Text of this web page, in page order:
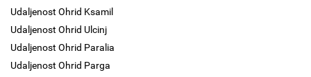
Udaljenost Ohrid Ksamil
Udaljenost Ohrid Ulcinj
Udaljenost Ohrid Paralia
Udaljenost Ohrid Parga